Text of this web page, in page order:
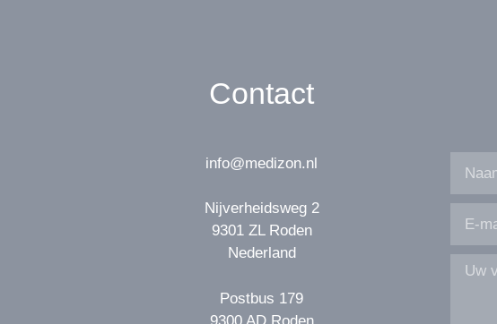
Contact
info@medizon.nl
Nijverheidsweg 2
9301 ZL Roden
Nederland
Postbus 179